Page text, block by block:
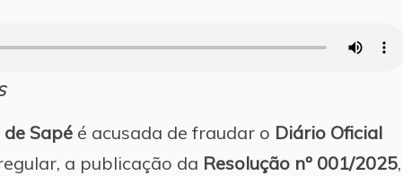
Sapé é acusada de fraudar o Diário Oficial
a publicação da Resolução nº 001/2025,